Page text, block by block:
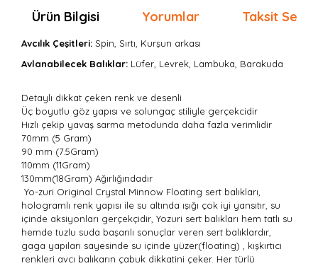
Ürün Bilgisi Yorumlar Taksit
Avcılık Çeşitleri: Spin, Sırtı, Kurşun arkası
Avlanabilecek Balıklar: Lüfer, Levrek, Lambuka, Barakuda
Detaylı dikkat çeken renk ve desenli
Üç boyutlu göz yapısı ve solungaç stiliyle gerçekcidir
Hızlı çekip yavaş sarma metodunda daha fazla verimlidir
70mm (5 Gram)
90 mm (7.5Gram)
110mm (11Gram)
130mm(18Gram) Ağırlığındadır
Yo-zuri Original Crystal Minnow Floating sert balıkları,
hologramlı renk yapısı ile su altında ışığı çok iyi yansıtır, su
içinde aksiyonları gerçekçidir, Yozuri sert balıkları hem tatlı su
hemde tuzlu suda başarılı sonuçlar veren sert balıklardır,
gaga yapıları sayesinde su içinde yüzer(floating) , kışkırtıcı
renkleri avcı balıkarın çabuk dikkatini çeker. Her türlü